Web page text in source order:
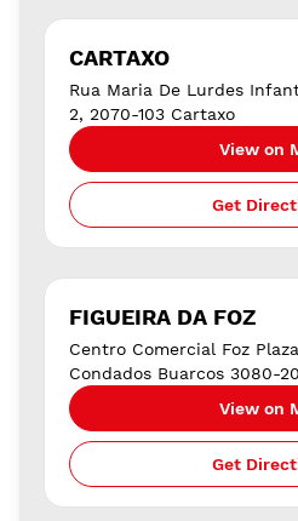
CARTAXO
Rua Maria De Lurdes
2, 2070-103 Cartaxo
View on
Get
FIGUEIRA DA FOZ
Centro Comercial Foz
Condados Buarcos 3080-
View on
Get